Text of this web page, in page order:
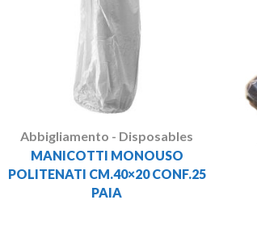
Abbigliamento - Disposables
MANICOTTI MONOUSO
POLITENATI CM.40×20 CONF.25
PAIA